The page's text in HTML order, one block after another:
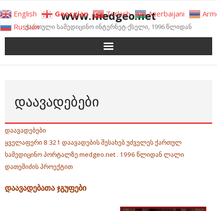
to
content
www.medgeo.net
ქართული სამედიცინო ინტერნეტ-ქსელი, 1996 წლიდან
ᲓᲐᲐᲕᲐᲓᲔᲑᲔᲑᲘ
დაავადებები
ყველაფერი 8 321 დაავადების შესახებ უძველეს ქართულ
სამედიცინო პორტალზე medgeo.net . 1996 წლიდან ლალი
დათეშიძის პროექტით
დაავადებათა ჯგუფები
English Georgian Turkish Azerbaijani
Russian